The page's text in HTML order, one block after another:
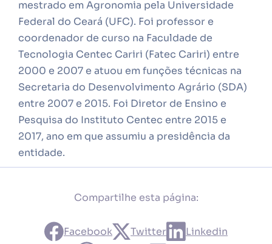
mestrado em Agronomia pela Universidade
Federal do Ceará (UFC). Foi professor e
coordenador de curso na Faculdade de
Tecnologia Centec Cariri (Fatec Cariri) entre
2000 e 2007 e atuou em funções técnicas na
Secretaria do Desenvolvimento Agrário (SDA)
entre 2007 e 2015. Foi Diretor de Ensino e
Pesquisa do Instituto Centec entre 2015 e
2017, ano em que assumiu a presidência da
entidade.
Compartilhe esta página:
Facebook Twitter
Linkedin